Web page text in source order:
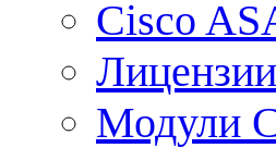
Cisco
Модули